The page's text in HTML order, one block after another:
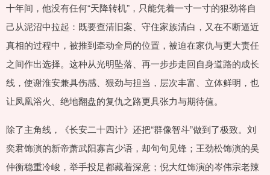
十年间，他没有任何“天降转机”，只能凭着一寸一寸的狠劲将自
己从泥沼中拉起：既要查清旧案、守住家族清白，又在不断逼近
真相的过程中，被推到牵动全局的位置，被迫在家仇与更大责任
之间作出选择。这种从光明坠落、再一步步走回自身道路的成长
线，使谢淮安兼具伤感、狠劲与担当，层次丰富、立体鲜明，也
让凤凰浴火、绝地翻盘的复仇之路更具张力与期待值。
除了主角线，《长安二十四计》还把“群像智斗”做到了极致。刘
奕君饰演的新帝萧武阳寡言少语，却句句见锋；王劲松饰演的吴
仲衡稳重冷峻，举手投足都藏着深意；倪大红饰演的岑伟宗老辣